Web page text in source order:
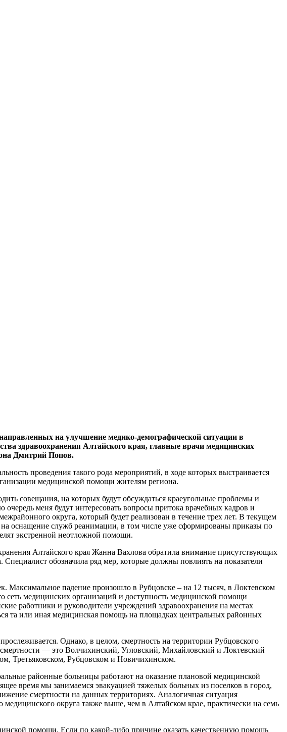
на улучшение медико-демографической ситуации в
здравоохранения Алтайского края, главные врачи медицинских
Дмитрий Попов.
проведения такого рода мероприятий, в ходе которых выстраивается
медицинской помощи жителям региона.
совещания, на которых будут обсуждаться краеугольные проблемы и
меня будут интересовать вопросы притока врачебных кадров и
округа, который будет реализован в течение трех лет. В текущем
оснащение служб реанимации, в том числе уже сформированы приказы по
экстренной неотложной помощи.
Алтайского края Жанна Вахлова обратила внимание присутствующих
обозначила ряд мер, которые должны повлиять на показатели
Максимальное падение произошло в Рубцовске – на 12 тысяч, в Локтевском
медицинских организаций и доступность медицинской помощи
работники и руководители учреждений здравоохранения на местах
та или иная медицинская помощь на площадках центральных районных
Однако, в целом, смертность на территории Рубцовского
— это Волчихинский, Угловский, Михайловский и Локтевский
Третьяковском, Рубцовском и Новичихинском.
районные больницы работают на оказание плановой медицинской
время мы занимаемся эвакуацией тяжелых больных из поселков в город,
смертности на данных территориях. Аналогичная ситуация
медицинского округа также выше, чем в Алтайском крае, практически на семь
помощи. Если по какой-либо причине оказать качественную помощь